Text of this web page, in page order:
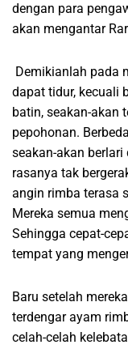
dengan para
akan mengantar
Demikianlah pada
dapat tidur, kecuali
batin, seakan-akan
pepohonan.
seakan-akan
rasanya tak
angin rimba terasa
Mereka semua
Sehingga cepat-
tempat yang
Baru setelah
terdengar ayam
celah-celah